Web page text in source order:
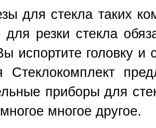
для стекла таких
для резки стекла
испортите головку и
Стеклокомплект
приборы для
многое другое.